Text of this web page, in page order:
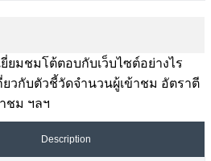
ยมชมโต้ตอบกับเว็บไซต์อย่างไร
วกับตัวชี้วัดจำนวนผู้เข้าชม อัตราตี
ชม ฯลฯ
Description